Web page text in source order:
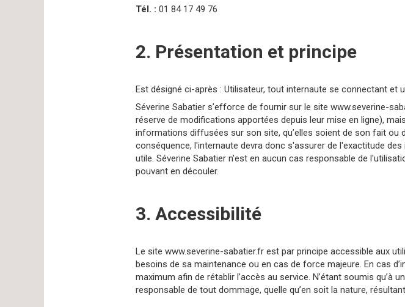
Tél. : 01 84 17 49 76
2. Présentation et principe
Est désigné ci-après : Utilisateur, tout internaute se connectant et
Séverine Sabatier s’efforce de fournir sur le site www.severine-
réserve de modifications apportées depuis leur mise en ligne),
informations diffusées sur son site, qu’elles soient de son fait
conséquence, l'internaute devra donc s'assurer de l'exactitude
utile. Séverine Sabatier n'est en aucun cas responsable de
pouvant en découler.
3. Accessibilité
Le site www.severine-sabatier.fr est par principe accessible aux
besoins de sa maintenance ou en cas de force majeure. En cas
maximum afin de rétablir l’accès au service. N’étant soumis qu’à
responsable de tout dommage, quelle qu’en soit la nature,